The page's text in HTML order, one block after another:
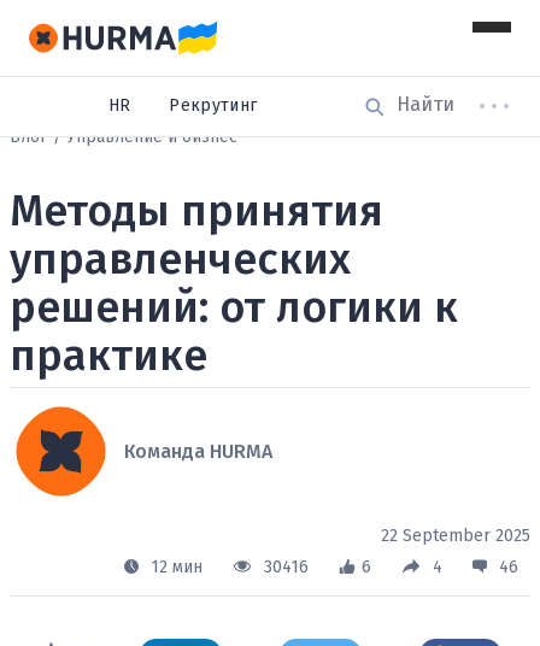
HR
Рекрутинг
Блог
Управление и бизнес
Методы принятия
управленческих
решений: от логики к
практике
Команда HURMA
22 September 2025
12 мин
30416 6 4 46